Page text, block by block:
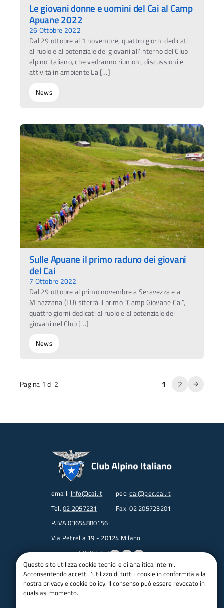
Le giovani donne e uomini del Cai al Camp
Apuane 2022
26 Ottobre 2022
Dal 29 ottobre al 1 novembre, quattro giorni dedicati
al ruolo e al potenziale dei giovani all’interno del Club
alpino italiano, che vedranno riunioni, discussioni e
attività in ambiente La […]
News
Sulle Apuane il primo raduno dei giovani
del Cai
7 Ottobre 2022
Dal 29 ottobre al primo novembre a Seravezza e a
Minazzana (LU) siterrà il primo “Camp Giovane Cai”,
quattro giorni dedicati al ruolo e al potenziale dei
giovani nel Club […]
News
Pagina 1 di 2 1 2
email: Info@cai.it pec:cai@pec.cai.it
Tel. 02 2057231
Fax. 02 205723201
P.IVA 03654880156
Via Petrella 19 - 20124 Milano
seguici su
Trasparenza
Amministrazione trasparente
Questo sito utilizza cookie tecnici e di analitica interni.
Acconsentendo accetti l'utilizzo di tutti i cookie in conformità alla
nostra privacy e cookie policy. Il consenso può essere revocato in
qualsiasi momento.